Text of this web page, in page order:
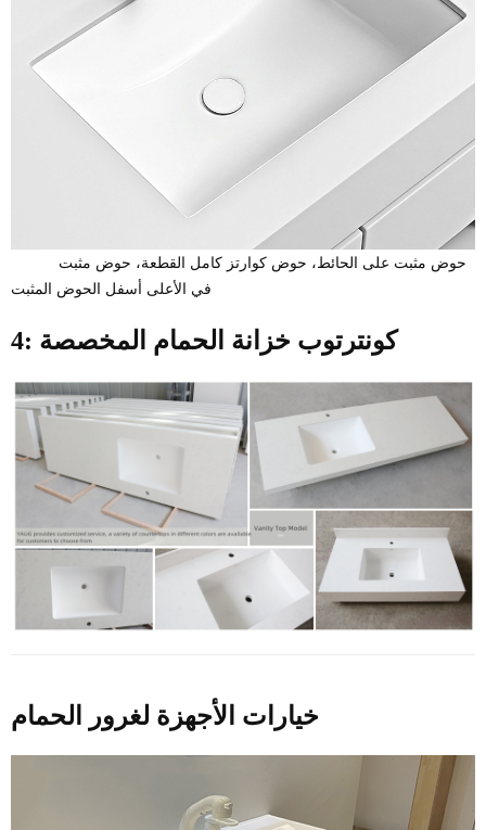
في الأعلى أسفل الحوض المثبت
4: كونترتوب خزانة الحمام المخصصة
خيارات الأجهزة لغرور الحمام